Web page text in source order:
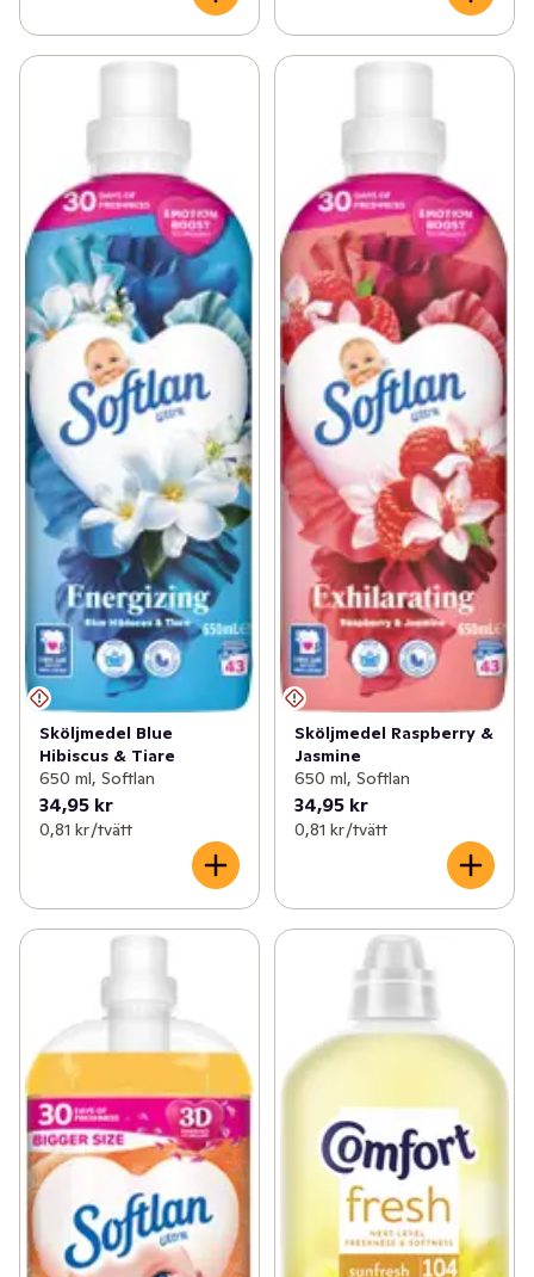
Sköljmedel Blue
Hibiscus & Tiare
650 ml, Softlan
34,95 kr
0,81 kr /tvätt
Sköljmedel Raspberry &
Jasmine
650 ml, Softlan
34,95 kr
0,81 kr /tvätt